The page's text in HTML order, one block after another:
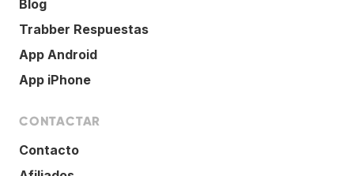
Blog
Trabber Respuestas
App Android
App iPhone
CONTACTAR
Contacto